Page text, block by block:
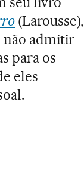
(Larousse),
não admitir
para os
eles